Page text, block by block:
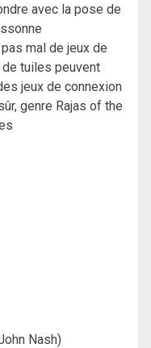
avec la pose de
mal de jeux de
tuiles peuvent
jeux de connexion
genre Rajas of the
Nash)